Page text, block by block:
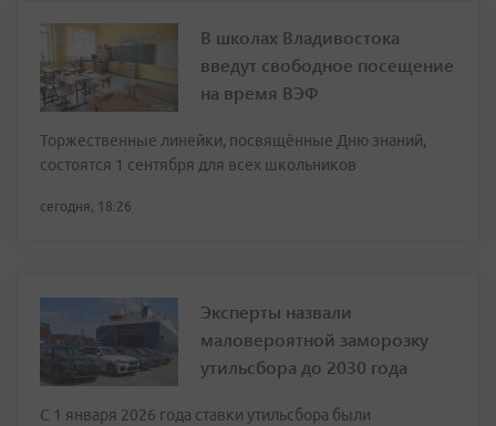
В школах Владивостока
введут свободное посещение
на время ВЭФ
Торжественные линейки, посвящённые Дню знаний,
состоятся 1 сентября для всех школьников
сегодня, 18:26
Эксперты назвали
маловероятной заморозку
утильсбора до 2030 года
С 1 января 2026 года ставки утильсбора были